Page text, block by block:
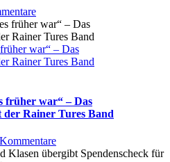
war“ – Das
Rainer Tures Band
früher war“ – Das
Rainer Tures Band